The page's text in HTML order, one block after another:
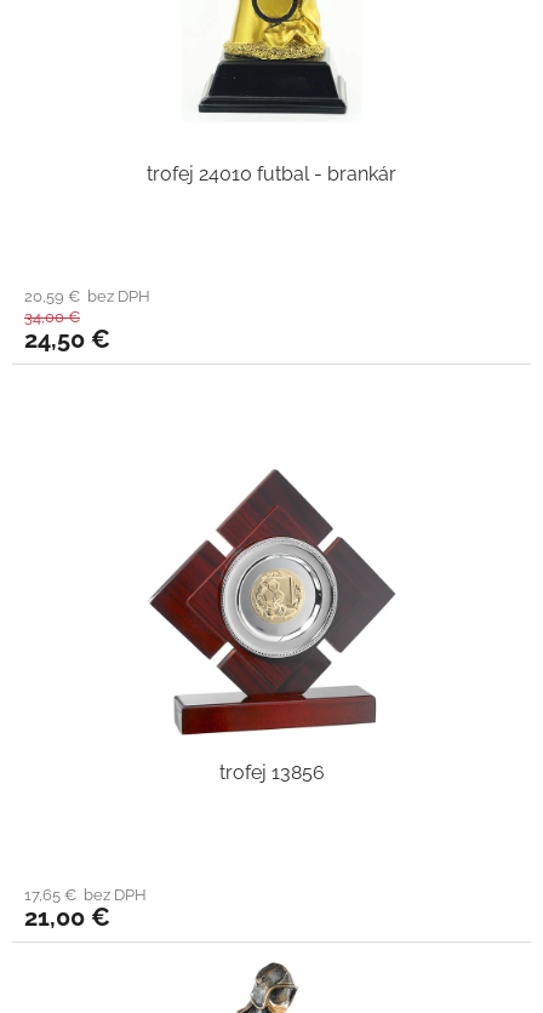
trofej 24010 futbal - brankár
20,59 € bez DPH
34,00 €
24,50 €
trofej 13856
17,65 € bez DPH
21,00 €